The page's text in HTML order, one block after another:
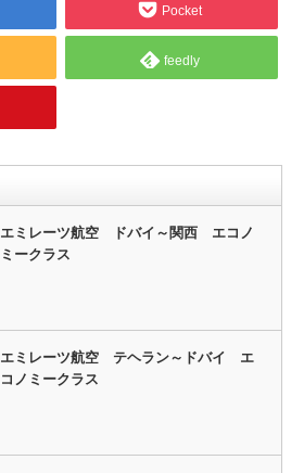
Pocket
feedly
エミレーツ航空 ドバイ～関西 エコノ
ミークラス
エミレーツ航空 テヘラン～ドバイ エ
コノミークラス